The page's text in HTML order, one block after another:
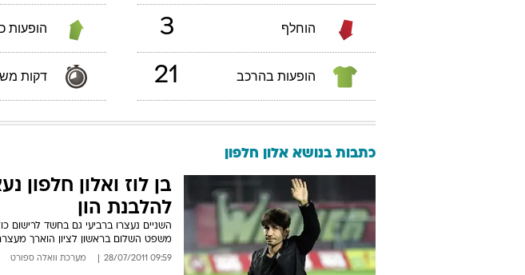
הוחלף 3 הופעות
הופעות בהרכב 21 דקות
כתבות בנושא אלון חלפון
בן לוז ואלון חלפון
להלבנת הון
השניים נעצרו ברביעי גם בחשד לרישום
משפט השלום בראשון לציון הוארך
09:59 28/07/2011 מערכת וואלה ספורט